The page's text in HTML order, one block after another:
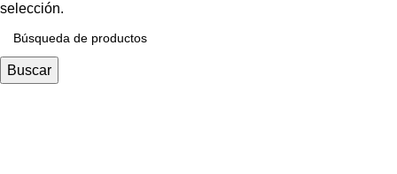
selección.
Buscar